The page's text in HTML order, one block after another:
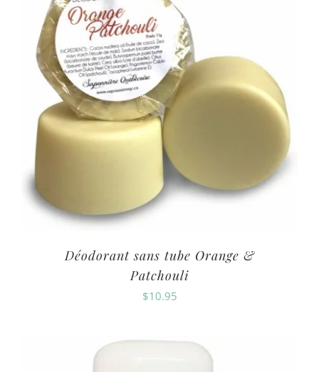
Déodorant sans tube Orange &
Patchouli
$10.95